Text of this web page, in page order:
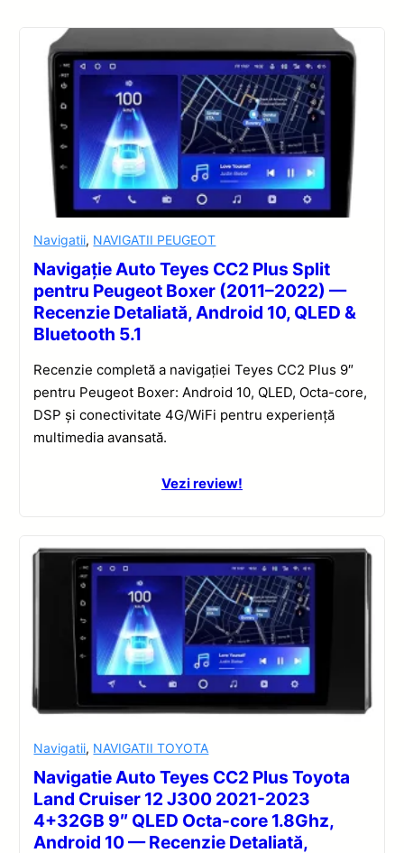
Navigatii, NAVIGATII PEUGEOT
Navigație Auto Teyes CC2 Plus Split
pentru Peugeot Boxer (2011–2022) —
Recenzie Detaliată, Android 10, QLED &
Bluetooth 5.1
Recenzie completă a navigației Teyes CC2 Plus 9″
pentru Peugeot Boxer: Android 10, QLED, Octa-core,
DSP și conectivitate 4G/WiFi pentru experiență
multimedia avansată.
Vezi review!
Navigatii, NAVIGATII TOYOTA
Navigatie Auto Teyes CC2 Plus Toyota
Land Cruiser 12 J300 2021-2023
4+32GB 9″ QLED Octa-core 1.8Ghz,
Android 10 — Recenzie Detaliată,